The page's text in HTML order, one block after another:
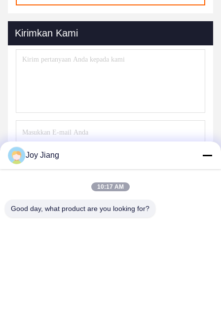
Kirimkan Kami
Joy Jiang
10:17 AM
Good day, what product are you looking for?